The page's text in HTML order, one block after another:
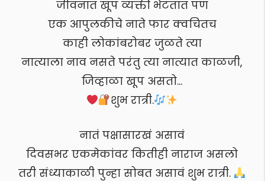
जीवनात खूप व्यक्ती भेटतात पण
एक आपुलकीचे नाते फार क्वचितच
काही लोकांबरोबर जुळते त्या
नात्याला नाव नसते परंतु त्या नात्यात काळजी,
जिव्हाळा खूप असतो…
शुभ रात्री.
नातं पक्षासारखं असावं
दिवसभर एकमेकांवर कितीही नाराज असलो
तरी संध्याकाळी पुन्हा सोबत असावं शुभ रात्री.